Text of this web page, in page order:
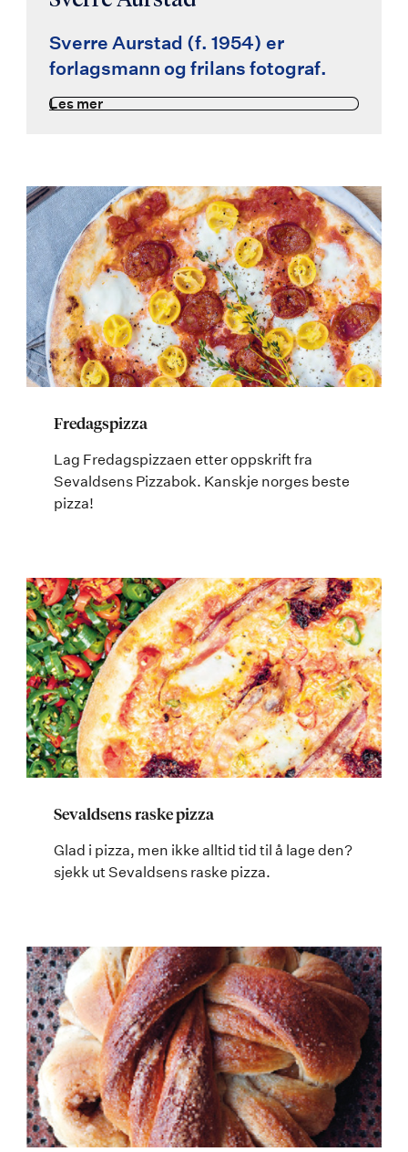
Sverre Aurstad (f. 1954) er
forlagsmann og frilans fotograf.
Les mer
Fredagspizza
Lag Fredagspizzaen etter oppskrift fra
Sevaldsens Pizzabok. Kanskje norges beste
pizza!
Sevaldsens raske pizza
Glad i pizza, men ikke alltid tid til å lage den?
sjekk ut Sevaldsens raske pizza.